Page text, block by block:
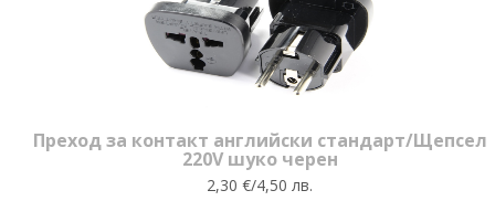
Преход за контакт английски стандарт/Щепсел
220V шуко черен
2,30 €/4,50 лв.